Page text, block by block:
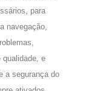
para
navegação,
e
a segurança do